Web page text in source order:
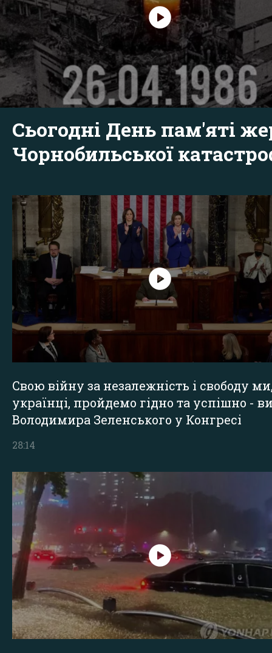
Сьогодні День пам'яті
Чорнобильської
Свою війну за незалежність і свободу
українці, пройдемо гідно та успішно -
Володимира Зеленського у Конгресі
28:14